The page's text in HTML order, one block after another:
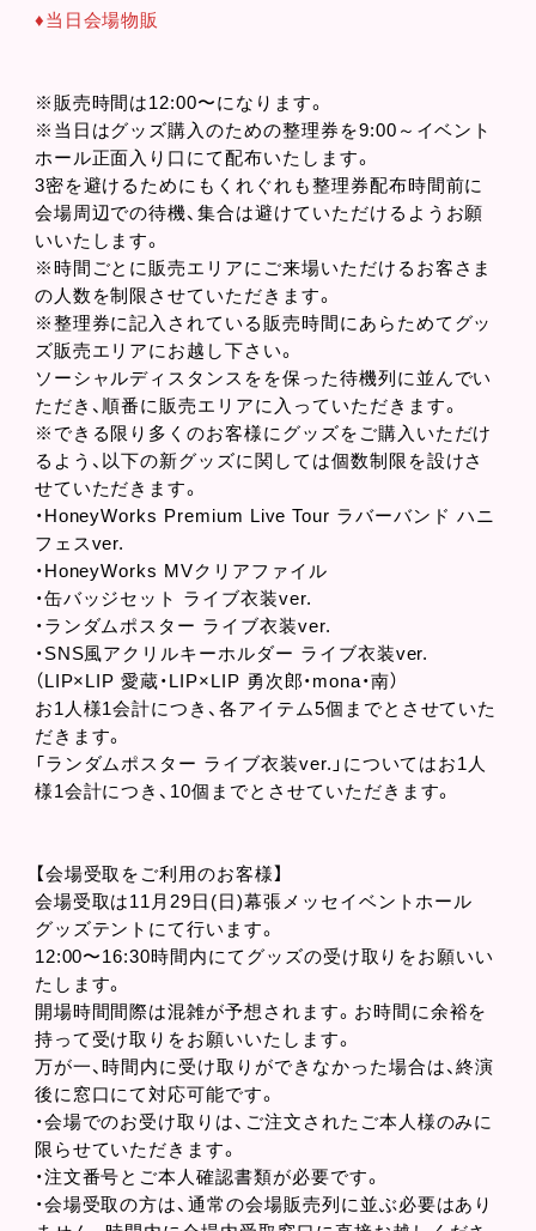
♦︎当日会場物販
※販売時間は12:00〜になります。
※当日はグッズ購入のための整理券を9:00～イベント
ホール正面入り口にて配布いたします。
3密を避けるためにもくれぐれも整理券配布時間前に
会場周辺での待機、集合は避けていただけるようお願
いいたします。
※時間ごとに販売エリアにご来場いただけるお客さま
の人数を制限させていただきます。
※整理券に記入されている販売時間にあらためてグッ
ズ販売エリアにお越し下さい。
ソーシャルディスタンスをを保った待機列に並んでい
ただき、順番に販売エリアに入っていただきます。
※できる限り多くのお客様にグッズをご購入いただけ
るよう、以下の新グッズに関しては個数制限を設けさ
せていただきます。
・HoneyWorks Premium Live Tour ラバーバンド ハニ
フェスver.
・HoneyWorks MVクリアファイル
・缶バッジセット ライブ衣装ver.
・ランダムポスター ライブ衣装ver.
・SNS風アクリルキーホルダー ライブ衣装ver.
（LIP×LIP 愛蔵・LIP×LIP 勇次郎・mona・南）
お1人様1会計につき、各アイテム5個までとさせていた
だきます。
「ランダムポスター ライブ衣装ver.」についてはお1人
様1会計につき、10個までとさせていただきます。
【会場受取をご利用のお客様】
会場受取は11月29日(日)幕張メッセイベントホール
グッズテントにて行います。
12:00〜16:30時間内にてグッズの受け取りをお願いい
たします。
開場時間間際は混雑が予想されます。お時間に余裕を
持って受け取りをお願いいたします。
万が一、時間内に受け取りができなかった場合は、終演
後に窓口にて対応可能です。
・会場でのお受け取りは、ご注文されたご本人様のみに
限らせていただきます。
・注文番号とご本人確認書類が必要です。
・会場受取の方は、通常の会場販売列に並ぶ必要はあり